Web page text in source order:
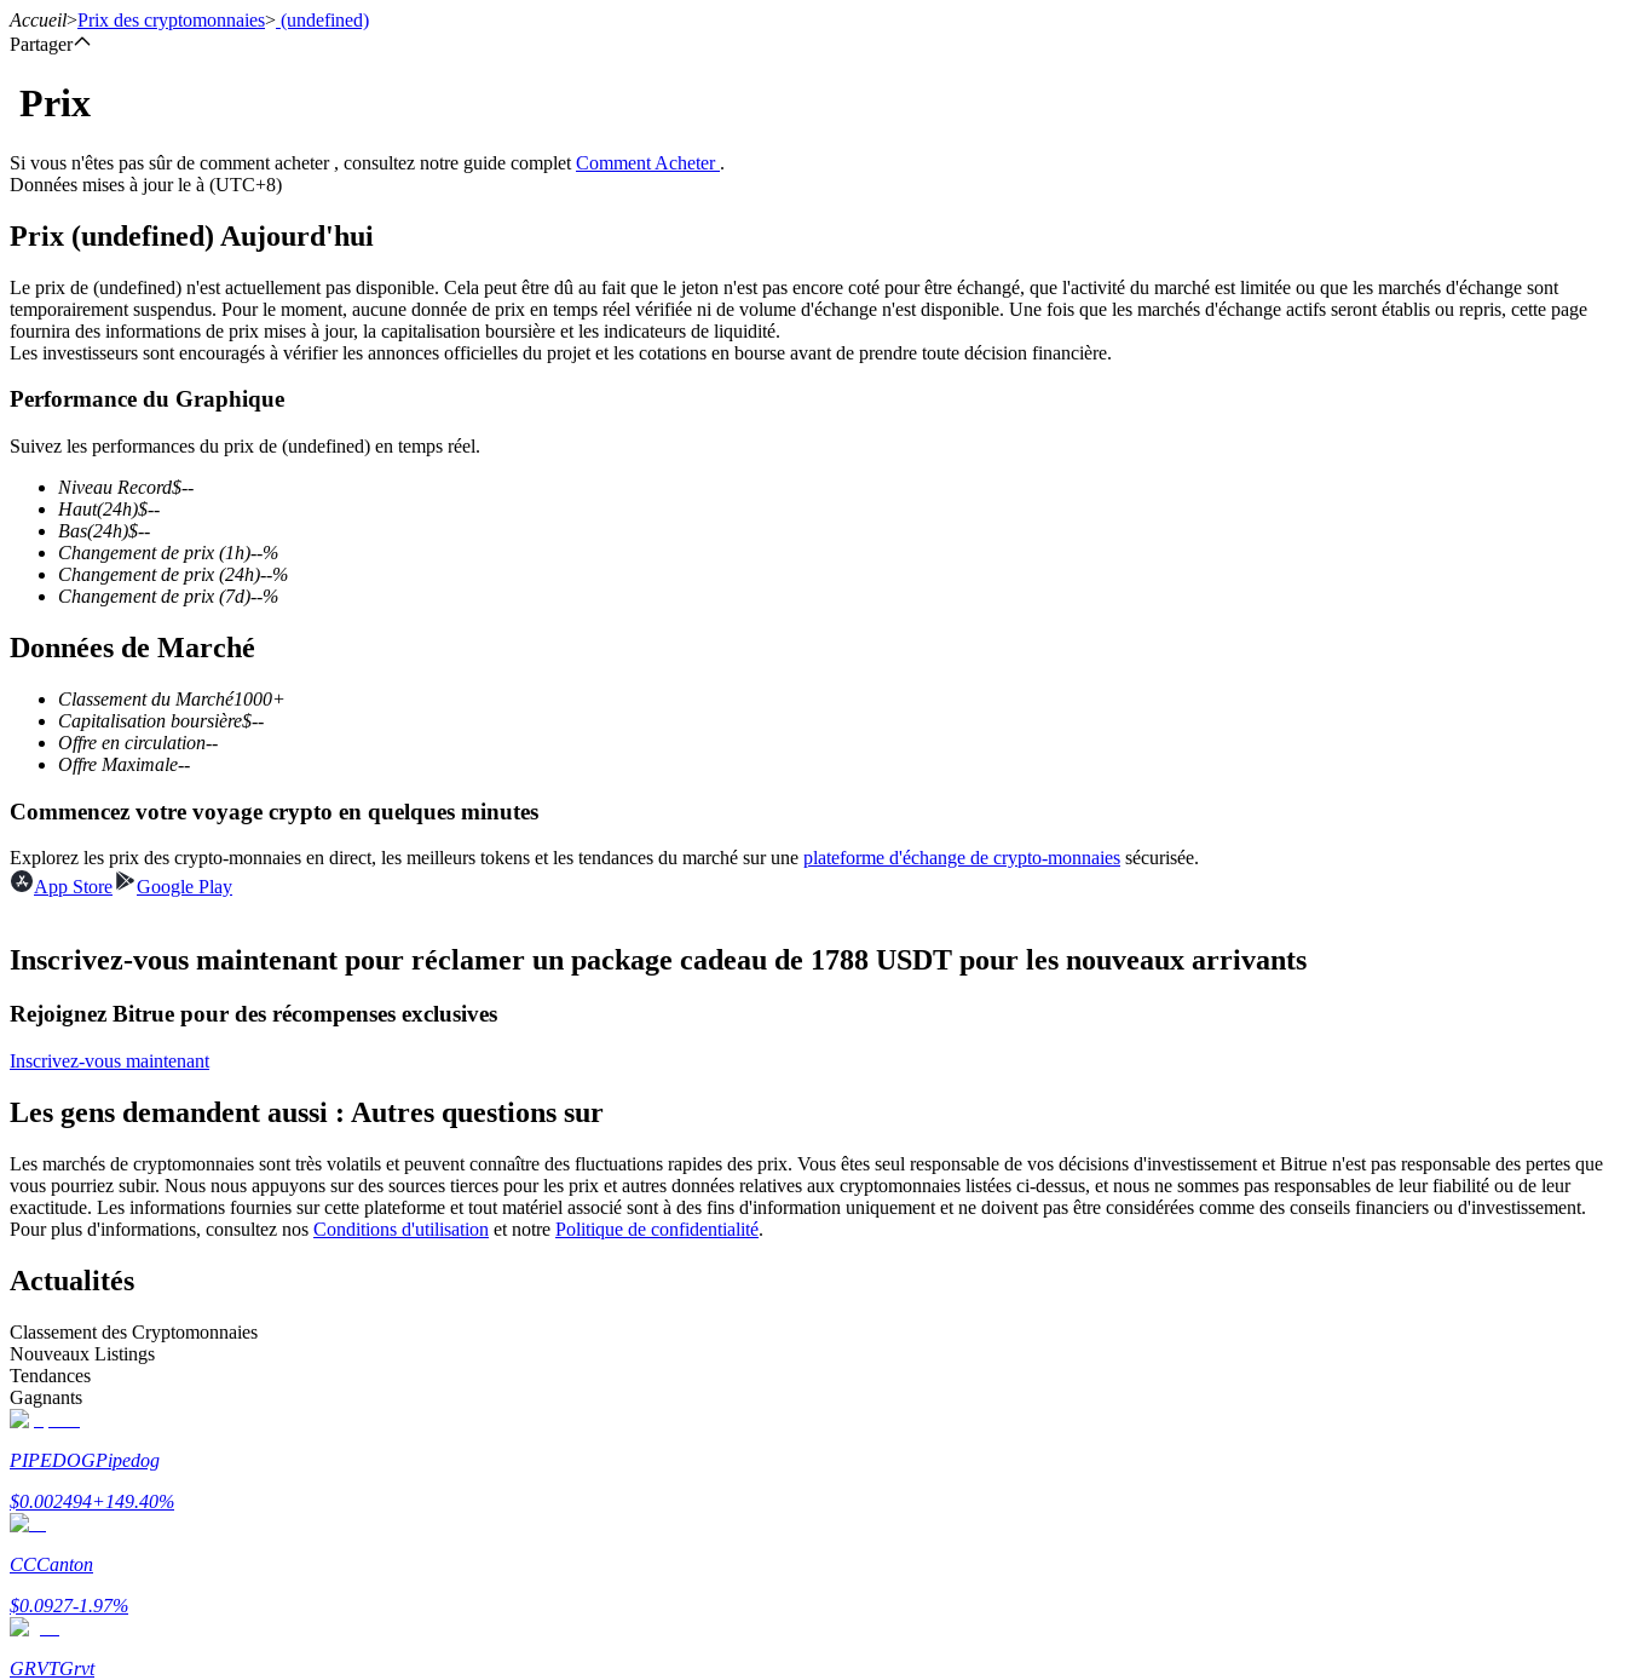
Contrats à terme
Futures USDT
Futures utilisant l'USDT comme garantie
Futures COIN-M
Contrats à terme sur crypto-monnaie
TradFi
Produits dérivés sur actions, forex, métaux précieux et matières premières
Futures USDC
Futures utilisant l'USDC comme garantie
Copie de Trading
Rejoignez les meilleurs traders
Accueil>Prix des cryptomonnaies> (undefined)
Partager
Prix
Si vous n'êtes pas sûr de comment acheter , consultez notre guide complet Comment Acheter .
Données mises à jour le à (UTC+8)
Prix (undefined) Aujourd'hui
Le prix de (undefined) n'est actuellement pas disponible. Cela peut être dû au fait que le jeton n'est pas encore coté pour être échangé, que l'activité du marché est limitée ou que les marchés d'échange sont
temporairement suspendus. Pour le moment, aucune donnée de prix en temps réel vérifiée ni de volume d'échange n'est disponible. Une fois que les marchés d'échange actifs seront établis ou repris, cette page
fournira des informations de prix mises à jour, la capitalisation boursière et les indicateurs de liquidité.
Les investisseurs sont encouragés à vérifier les annonces officielles du projet et les cotations en bourse avant de prendre toute décision financière.
Performance du Graphique
Suivez les performances du prix de (undefined) en temps réel.
Niveau Record$--
Haut(24h)$--
Bas(24h)$--
Changement de prix (1h)--%
Changement de prix (24h)--%
Changement de prix (7d)--%
Données de Marché
Classement du Marché1000+
Capitalisation boursière$--
Offre en circulation--
Offre Maximale--
Commencez votre voyage crypto en quelques minutes
Explorez les prix des crypto-monnaies en direct, les meilleurs tokens et les tendances du marché sur une plateforme d'échange de crypto-monnaies sécurisée.
App Store
Google Play
Inscrivez-vous maintenant pour réclamer un package cadeau de 1788 USDT pour les nouveaux arrivants
Rejoignez Bitrue pour des récompenses exclusives
Inscrivez-vous maintenant
Les gens demandent aussi : Autres questions sur
Les marchés de cryptomonnaies sont très volatils et peuvent connaître des fluctuations rapides des prix. Vous êtes seul responsable de vos décisions d'investissement et Bitrue n'est pas responsable des pertes que
vous pourriez subir. Nous nous appuyons sur des sources tierces pour les prix et autres données relatives aux cryptomonnaies listées ci-dessus, et nous ne sommes pas responsables de leur fiabilité ou de leur
exactitude. Les informations fournies sur cette plateforme et tout matériel associé sont à des fins d'information uniquement et ne doivent pas être considérées comme des conseils financiers ou d'investissement.
Pour plus d'informations, consultez nos Conditions d'utilisation et notre Politique de confidentialité.
Actualités
Classement des Cryptomonnaies
Nouveaux Listings
Tendances
Gagnants
PIPEDOGPipedog
$0.002494+149.40%
CCCanton
$0.0927-1.97%
GRVTGrvt